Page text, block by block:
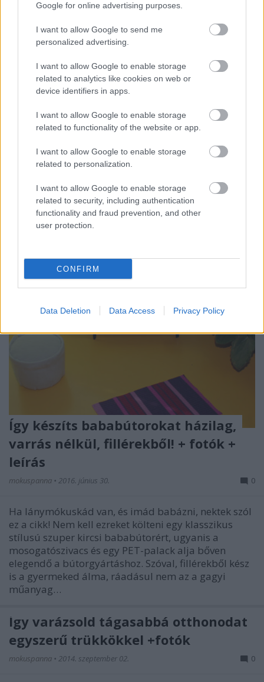
Google for online advertising purposes.
I want to allow Google to send me
personalized advertising.
I want to allow Google to enable storage
related to analytics like cookies on web or
device identifiers in apps.
I want to allow Google to enable storage
related to functionality of the website or app.
I want to allow Google to enable storage
related to personalization.
I want to allow Google to enable storage
related to security, including authentication
functionality and fraud prevention, and other
user protection.
CONFIRM
Data Deletion Data Access Privacy Policy
14 olyan bútor, amiről nem is
gondolnád, hogy sörösdobozból is
mokuspanna• 2017. április 14.
Oké, elismerem, hogy vesszőparipám a
környezetvédelem és az újrahasznosítás.
Földet a gyerekeinknek, vagy hogy forintban
pontosan mennyit spórolhatnánk vele, de nem
teszem.
Így készíts bababútorokat házilag,
varrás nélkül, fillérekből! + fotók +
leírás
mokuspanna • 2016. június 30. 0
Ha lánymókuskád van, és imád babázni, nektek szól
ez a cikk! Nem kell ezreket költeni egy klasszikus
stílusú szuper kircsi bababútorért, ugyanis a
mosogatószivacs és egy PET-palack alja bőven
elegendő a bútorgyártáshoz. Szóval, fillérekből kész
is a gyermeked álma, ráadásul nem az a gagyi
műanyag…
Így varázsold tágasabbá otthonodat
egyszerű trükkökkel +fotók
mokuspanna • 2014. szeptember 02. 0